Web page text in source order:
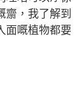
齋，我了解到
面嘅植物都要